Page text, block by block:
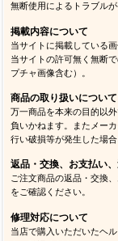
無断使用によるトラブル
掲載内容について
当サイトに掲載している
当サイトの許可無く無断
プチャ画像含む）。
商品の取り扱いについて
万一商品を本来の目的以
負いかねます。またメー
行い破損等が発生した場
返品・交換、お支払い
ご注文商品の返品・交換
をご確認ください。
修理対応について
当店で購入いただいたヘ